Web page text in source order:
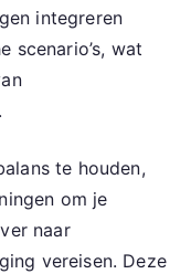
integreren
scenario’s, wat
te houden,
om je
naar
vereisen. Deze